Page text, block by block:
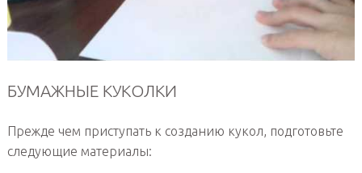
БУМАЖНЫЕ КУКОЛКИ
Прежде чем приступать к созданию кукол, подготовьте
следующие материалы: